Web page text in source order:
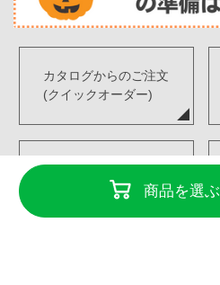
商品を選ぶ
カタログからのご注文
(クイックオーダー)
デジタルカタログ